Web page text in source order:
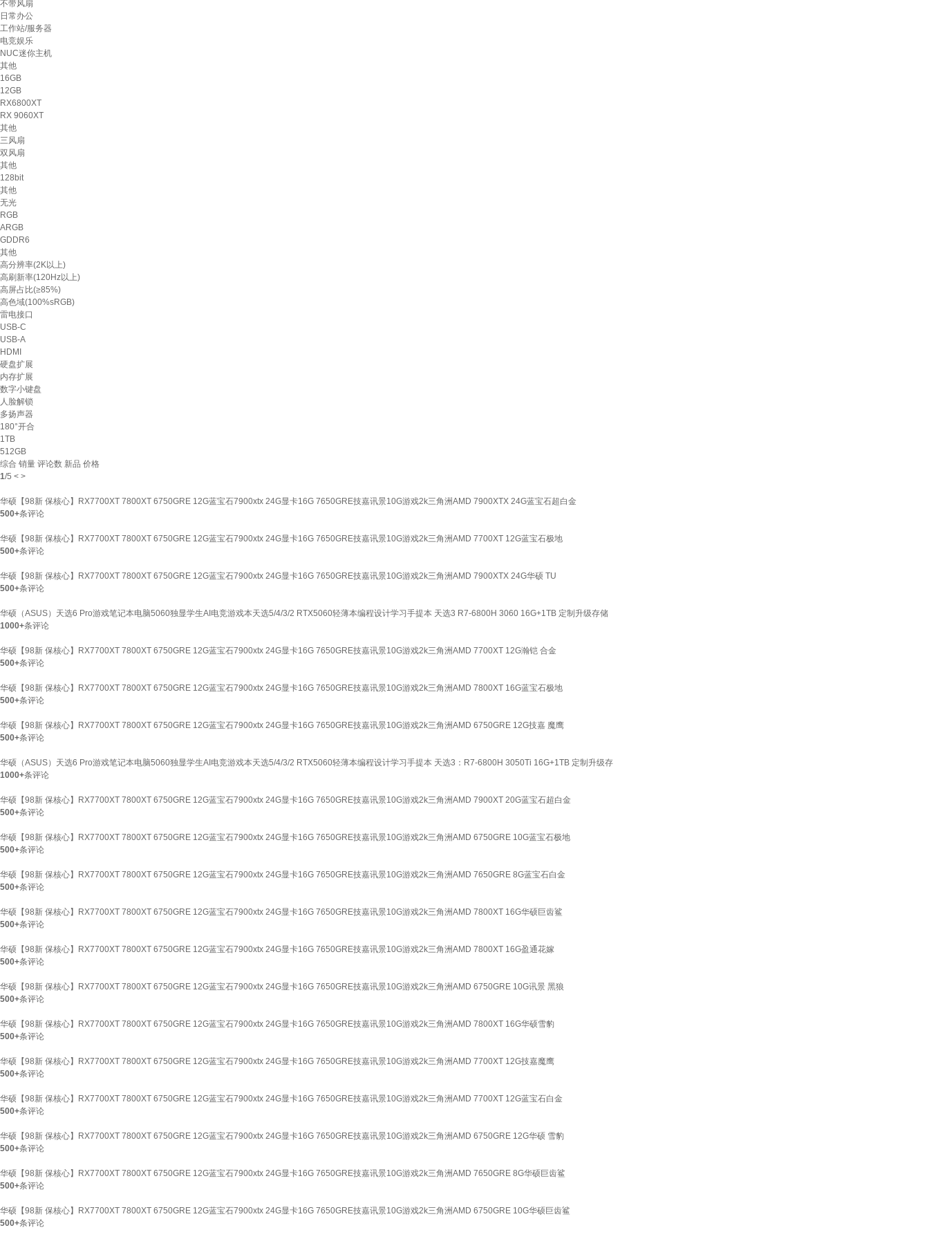
不带风扇
日常办公
工作站/服务器
电竞娱乐
NUC迷你主机
其他
16GB
12GB
RX6800XT
RX 9060XT
其他
三风扇
双风扇
其他
128bit
其他
无光
RGB
ARGB
GDDR6
其他
高分辨率(2K以上)
高刷新率(120Hz以上)
高屏占比(≥85%)
高色域(100%sRGB)
雷电接口
USB-C
USB-A
HDMI
硬盘扩展
内存扩展
数字小键盘
人脸解锁
多扬声器
180°开合
1TB
512GB
综合 销量 评论数 新品 价格
1/5 < >
华硕【98新 保核心】RX7700XT 7800XT 6750GRE 12G蓝宝石7900xtx 24G显卡16G 7650GRE技嘉讯景10G游戏2k三角洲AMD 7900XTX 24G蓝宝石超白金
500+条评论
华硕【98新 保核心】RX7700XT 7800XT 6750GRE 12G蓝宝石7900xtx 24G显卡16G 7650GRE技嘉讯景10G游戏2k三角洲AMD 7700XT 12G蓝宝石极地
500+条评论
华硕【98新 保核心】RX7700XT 7800XT 6750GRE 12G蓝宝石7900xtx 24G显卡16G 7650GRE技嘉讯景10G游戏2k三角洲AMD 7900XTX 24G华硕 TU
500+条评论
华硕（ASUS）天选6 Pro游戏笔记本电脑5060独显学生AI电竞游戏本天选5/4/3/2 RTX5060轻薄本编程设计学习手提本 天选3 R7-6800H 3060 16G+1TB 定制升级存储
1000+条评论
华硕【98新 保核心】RX7700XT 7800XT 6750GRE 12G蓝宝石7900xtx 24G显卡16G 7650GRE技嘉讯景10G游戏2k三角洲AMD 7700XT 12G瀚铠 合金
500+条评论
华硕【98新 保核心】RX7700XT 7800XT 6750GRE 12G蓝宝石7900xtx 24G显卡16G 7650GRE技嘉讯景10G游戏2k三角洲AMD 7800XT 16G蓝宝石极地
500+条评论
华硕【98新 保核心】RX7700XT 7800XT 6750GRE 12G蓝宝石7900xtx 24G显卡16G 7650GRE技嘉讯景10G游戏2k三角洲AMD 6750GRE 12G技嘉 魔鹰
500+条评论
华硕（ASUS）天选6 Pro游戏笔记本电脑5060独显学生AI电竞游戏本天选5/4/3/2 RTX5060轻薄本编程设计学习手提本 天选3：R7-6800H 3050Ti 16G+1TB 定制升级存
1000+条评论
华硕【98新 保核心】RX7700XT 7800XT 6750GRE 12G蓝宝石7900xtx 24G显卡16G 7650GRE技嘉讯景10G游戏2k三角洲AMD 7900XT 20G蓝宝石超白金
500+条评论
华硕【98新 保核心】RX7700XT 7800XT 6750GRE 12G蓝宝石7900xtx 24G显卡16G 7650GRE技嘉讯景10G游戏2k三角洲AMD 6750GRE 10G蓝宝石极地
500+条评论
华硕【98新 保核心】RX7700XT 7800XT 6750GRE 12G蓝宝石7900xtx 24G显卡16G 7650GRE技嘉讯景10G游戏2k三角洲AMD 7650GRE 8G蓝宝石白金
500+条评论
华硕【98新 保核心】RX7700XT 7800XT 6750GRE 12G蓝宝石7900xtx 24G显卡16G 7650GRE技嘉讯景10G游戏2k三角洲AMD 7800XT 16G华硕巨齿鲨
500+条评论
华硕【98新 保核心】RX7700XT 7800XT 6750GRE 12G蓝宝石7900xtx 24G显卡16G 7650GRE技嘉讯景10G游戏2k三角洲AMD 7800XT 16G盈通花嫁
500+条评论
华硕【98新 保核心】RX7700XT 7800XT 6750GRE 12G蓝宝石7900xtx 24G显卡16G 7650GRE技嘉讯景10G游戏2k三角洲AMD 6750GRE 10G讯景 黑狼
500+条评论
华硕【98新 保核心】RX7700XT 7800XT 6750GRE 12G蓝宝石7900xtx 24G显卡16G 7650GRE技嘉讯景10G游戏2k三角洲AMD 7800XT 16G华硕雪豹
500+条评论
华硕【98新 保核心】RX7700XT 7800XT 6750GRE 12G蓝宝石7900xtx 24G显卡16G 7650GRE技嘉讯景10G游戏2k三角洲AMD 7700XT 12G技嘉魔鹰
500+条评论
华硕【98新 保核心】RX7700XT 7800XT 6750GRE 12G蓝宝石7900xtx 24G显卡16G 7650GRE技嘉讯景10G游戏2k三角洲AMD 7700XT 12G蓝宝石白金
500+条评论
华硕【98新 保核心】RX7700XT 7800XT 6750GRE 12G蓝宝石7900xtx 24G显卡16G 7650GRE技嘉讯景10G游戏2k三角洲AMD 6750GRE 12G华硕 雪豹
500+条评论
华硕【98新 保核心】RX7700XT 7800XT 6750GRE 12G蓝宝石7900xtx 24G显卡16G 7650GRE技嘉讯景10G游戏2k三角洲AMD 7650GRE 8G华硕巨齿鲨
500+条评论
华硕【98新 保核心】RX7700XT 7800XT 6750GRE 12G蓝宝石7900xtx 24G显卡16G 7650GRE技嘉讯景10G游戏2k三角洲AMD 6750GRE 10G华硕巨齿鲨
500+条评论